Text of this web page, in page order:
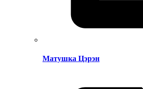
Матушка Цэрэн